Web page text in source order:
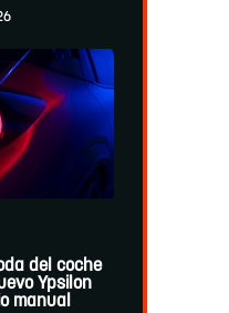
del coche
Ypsilon
manual